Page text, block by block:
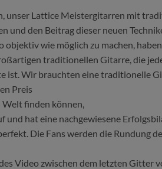
unser Lattice Meistergitarren mit
und den Beitrag dieser neuen
objektiv wie möglich zu machen,
traditionellen Gitarre, die
ist. Wir brauchten eine traditionelle
Preis
Welt finden können,
und hat eine nachgewiesene
Die Fans werden die Rundung
Video zwischen dem letzten Gitter